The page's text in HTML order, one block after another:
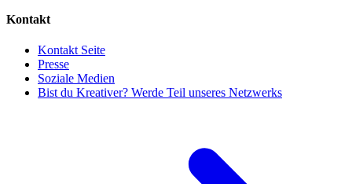
Kontakt
Kontakt Seite
Presse
Soziale Medien
Bist du Kreativer? Werde Teil unseres Netzwerks